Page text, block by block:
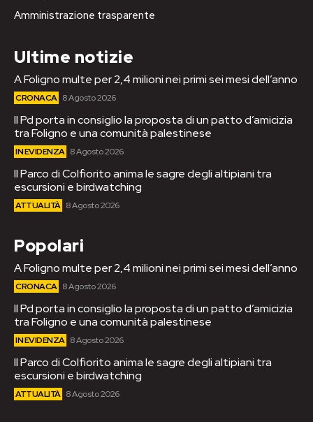
Amministrazione trasparente
Ultime notizie
A Foligno multe per 2,4 milioni nei primi sei mesi dell’anno
CRONACA 8 Agosto 2026
Il Pd porta in consiglio la proposta di un patto d’amicizia
tra Foligno e una comunità palestinese
IN EVIDENZA 8 Agosto 2026
Il Parco di Colfiorito anima le sagre degli altipiani tra
escursioni e birdwatching
ATTUALITÀ 8 Agosto 2026
Popolari
A Foligno multe per 2,4 milioni nei primi sei mesi dell’anno
CRONACA 8 Agosto 2026
Il Pd porta in consiglio la proposta di un patto d’amicizia
tra Foligno e una comunità palestinese
IN EVIDENZA 8 Agosto 2026
Il Parco di Colfiorito anima le sagre degli altipiani tra
escursioni e birdwatching
ATTUALITÀ 8 Agosto 2026